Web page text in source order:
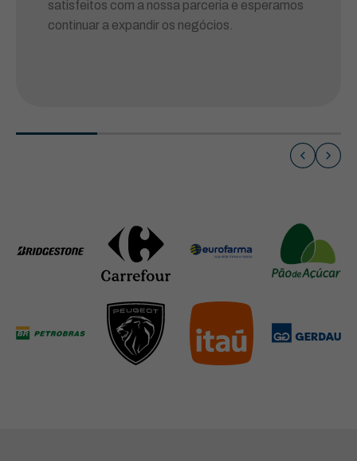
satisfeitos com a nossa parceria e esperamos
continuar a expandir os negócios.